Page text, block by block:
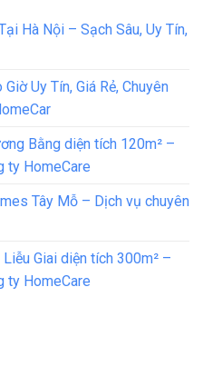
Hà Nội – Sạch Sâu, Uy Tín,
Uy Tín, Giá Rẻ, Chuyên
Bằng diện tích 120m² –
ty HomeCare
Tây Mỗ – Dịch vụ chuyên
Giai diện tích 300m² –
ty HomeCare